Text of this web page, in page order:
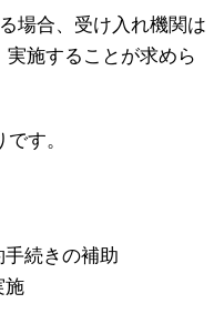
場合、受け入れ機関は
施することが求めら
す。
続きの補助
施